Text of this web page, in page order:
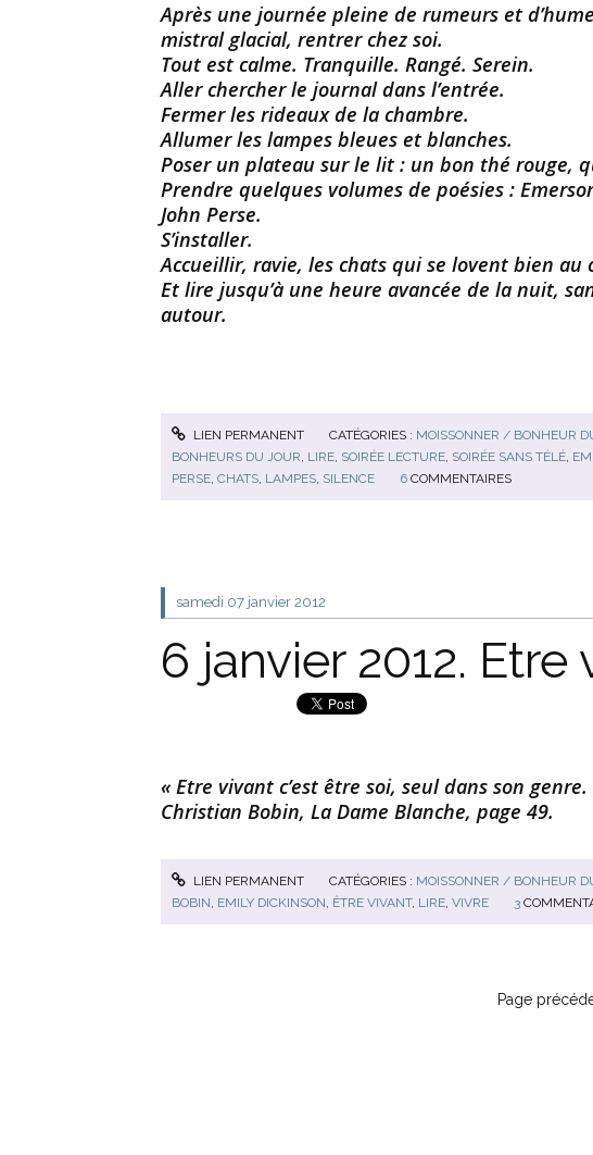
Après une journée pleine de rumeurs et
mistral glacial, rentrer chez soi.
Tout est calme. Tranquille. Rangé. Serein.
Aller chercher le journal dans l’entrée.
Fermer les rideaux de la chambre.
Allumer les lampes bleues et blanches.
Poser un plateau sur le lit : un bon thé rouge,
Prendre quelques volumes de poésies :
John Perse.
S’installer.
Accueillir, ravie, les chats qui se lovent bien au
Et lire jusqu’à une heure avancée de la nuit,
autour.
LIEN PERMANENT CATÉGORIES : MOISSONNER / BONHEUR
BONHEURS DU JOUR LIRE SOIRÉE LECTURE SOIRÉE SANS TÉLÉ
PERSE CHATS LAMPES SILENCE 6 COMMENTAIRES
samedi 07 janvier 2012
6 janvier 2012. Etre
« Etre vivant c’est être soi, seul dans son genre.
Christian Bobin, La Dame Blanche, page 49.
LIEN PERMANENT CATÉGORIES : MOISSONNER / BONHEUR
BOBIN, EMILY DICKINSON, ÊTRE VIVANT, LIRE, VIVRE 3
Page